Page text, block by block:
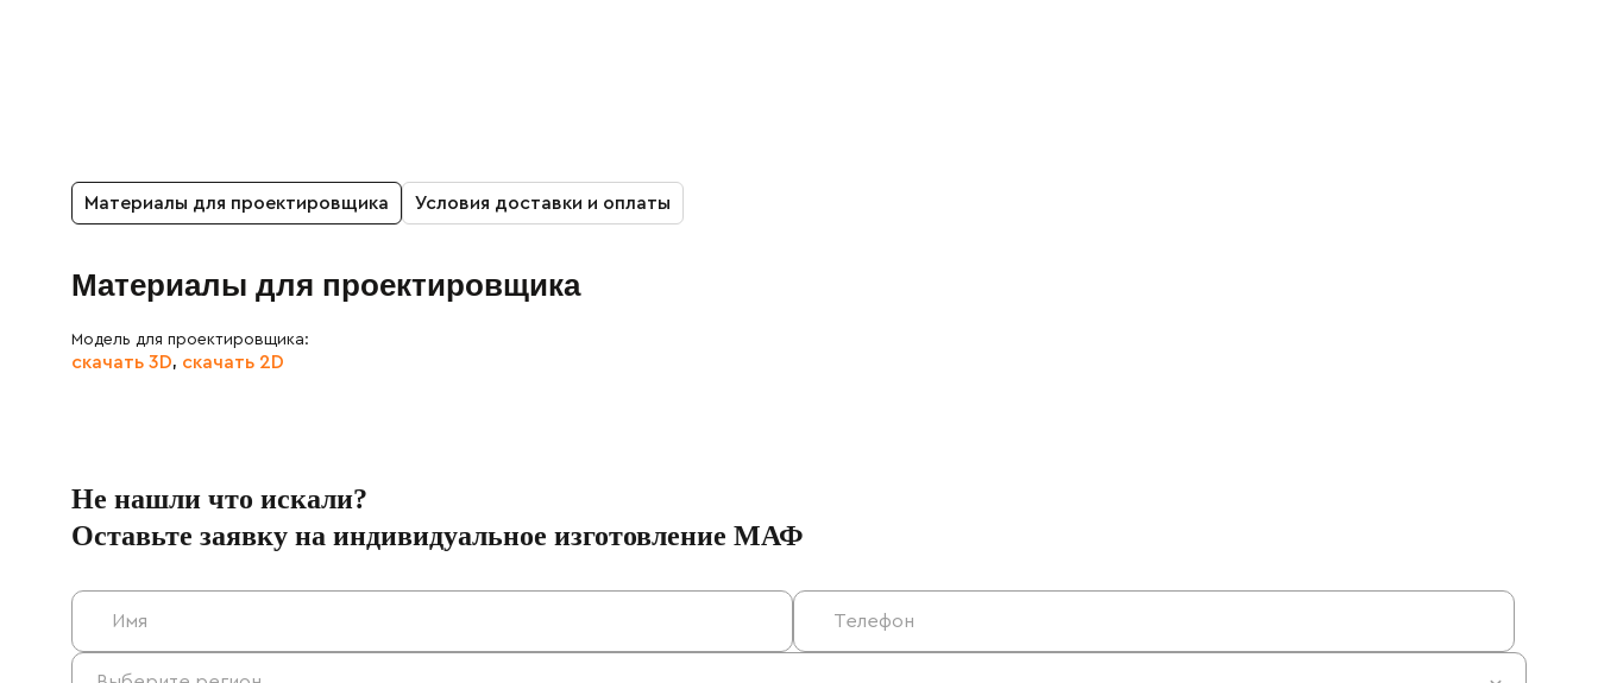
Материалы для проектировщика Условия доставки и оплаты
Материалы для проектировщика
Модель для проектировщика:
скачать 3D, скачать 2D
Не нашли что искали?
Оставьте заявку на индивидуальное изготовление МАФ